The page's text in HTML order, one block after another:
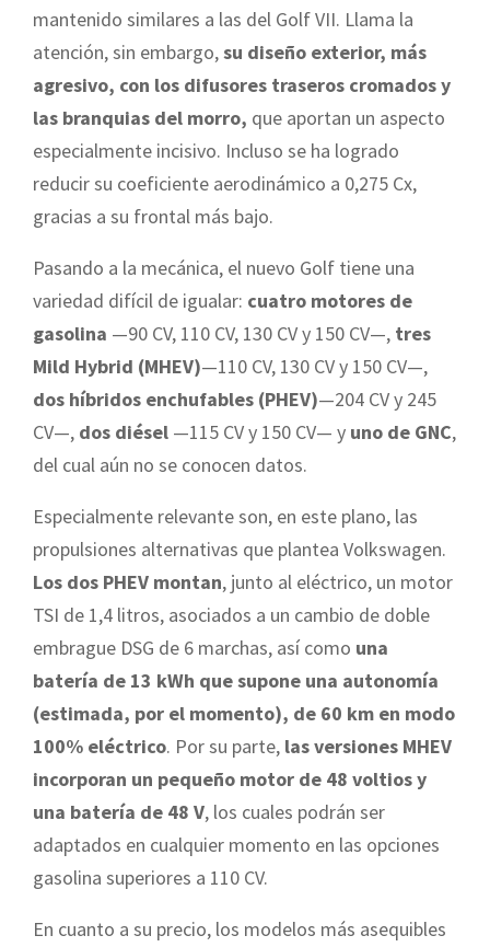
mantenido similares a las del Golf VII. Llama la
atención, sin embargo,su diseño exterior, más
agresivo, con los difusores traseros cromados y
las branquias del morro, que aportan un aspecto
especialmente incisivo. Incluso se ha logrado
reducir su coeficiente aerodinámico a 0,275 Cx,
gracias a su frontal más bajo.
Pasando a la mecánica, el nuevo Golf tiene una
variedad difícil de igualar: cuatro motores de
gasolina —90 CV, 110 CV, 130 CV y 150 CV—, tres
Mild Hybrid (MHEV)—110 CV, 130 CV y 150 CV—,
dos híbridos enchufables (PHEV)—204 CV y 245
CV—, dos diésel —115 CV y 150 CV— y uno de GNC,
del cual aún no se conocen datos.
Especialmente relevante son, en este plano, las
propulsiones alternativas que plantea Volkswagen.
Los dos PHEV montan, junto al eléctrico, un motor
TSI de 1,4 litros, asociados a un cambio de doble
embrague DSG de 6 marchas, así como una
batería de 13 kWh que supone una autonomía
(estimada, por el momento), de 60 km en modo
100% eléctrico. Por su parte, las versiones MHEV
incorporan un pequeño motor de 48 voltios y
una batería de 48 V, los cuales podrán ser
adaptados en cualquier momento en las opciones
gasolina superiores a 110 CV.
En cuanto a su precio, los modelos más asequibles